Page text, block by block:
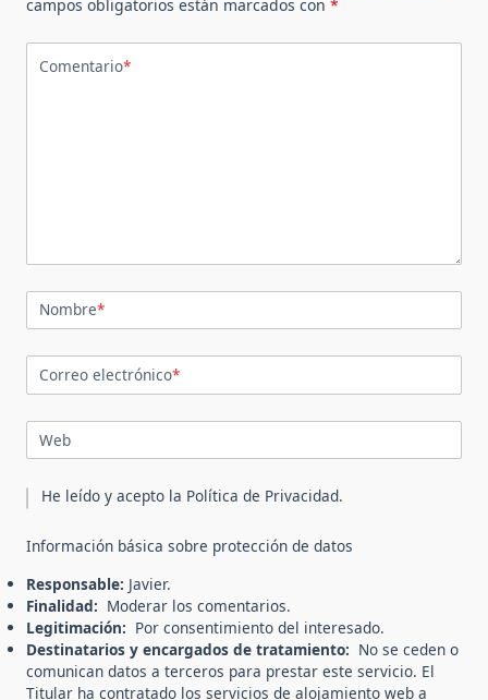
campos obligatorios están marcados con *
Comentario*
Nombre*
Correo electrónico*
Web
He leído y acepto la Política de Privacidad.
Información básica sobre protección de datos
Responsable: Javier.
Finalidad: Moderar los comentarios.
Legitimación: Por consentimiento del interesado.
Destinatarios y encargados de tratamiento: No se ceden o
comunican datos a terceros para prestar este servicio. El
Titular ha contratado los servicios de alojamiento web a